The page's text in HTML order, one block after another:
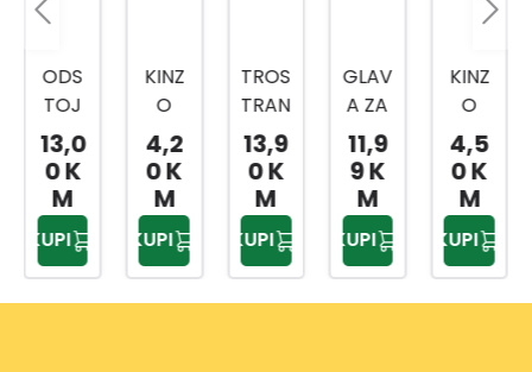
ODS
TOJ
NI
TANJ
UR
13,0
0 K
M
KUPI
KINZ
O
VRTN
E
VEZI
CE
20/1
4,2
0 K
M
KUPI
TROS
TRAN
A
TURP
IJA
ZA
OŠTR
ENJE
13,9
0 K
M
KUPI
GLAV
A ZA
TRIM
ER
VP118
7
11,9
9 K
M
KUPI
KINZ
O
PODL
OGA
ZA
KOLJ
ENA
4,5
0 K
M
KUPI